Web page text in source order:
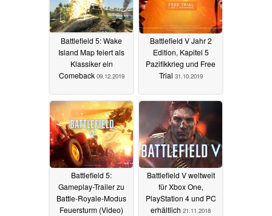
Battlefield 5: Wake
Island Map feiert als
Klassiker ein
Comeback 09.12.2019
Battlefield V Jahr 2
Edition, Kapitel 5
Pazifikkrieg und Free
Trial 31.10.2019
Battlefield 5:
Gameplay-Trailer zu
Battle-Royale-Modus
Feuersturm (Video)
Battlefield V weltweit
für Xbox One,
PlayStation 4 und PC
erhältlich 21.11.2018